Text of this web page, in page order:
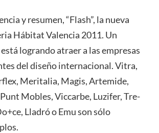
y resumen, “Flash”, la nueva
Hábitat Valencia 2011. Un
logrando atraer a las empresas
del diseño internacional. Vitra,
Meritalia, Magis, Artemide,
Mobles, Viccarbe, Luzifer, Tre-
Lladró o Emu son sólo